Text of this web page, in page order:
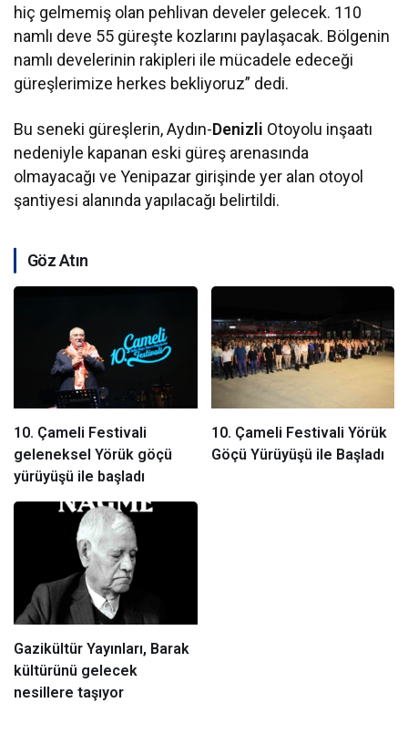
hiç gelmemiş olan pehlivan develer gelecek. 110
namlı deve 55 güreşte kozlarını paylaşacak. Bölgenin
namlı develerinin rakipleri ile mücadele edeceği
güreşlerimize herkes bekliyoruz” dedi.
Bu seneki güreşlerin, Aydın-Denizli Otoyolu inşaatı
nedeniyle kapanan eski güreş arenasında
olmayacağı ve Yenipazar girişinde yer alan otoyol
şantiyesi alanında yapılacağı belirtildi.
Göz Atın
10. Çameli Festivali
geleneksel Yörük göçü
yürüyüşü ile başladı
10. Çameli Festivali Yörük
Göçü Yürüyüşü ile Başladı
Gazikültür Yayınları, Barak
kültürünü gelecek
nesillere taşıyor